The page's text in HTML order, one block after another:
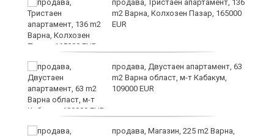
продава, Тристаен апартамент, 136
m2 Варна, Колхозен Пазар, 165000
EUR
продава, Двустаен апартамент, 63
m2 Варна област, м-т Кабакум,
109000 EUR
продава, Магазин, 225 m2 Варна,